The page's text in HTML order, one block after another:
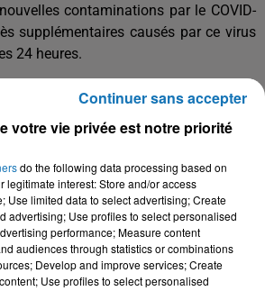
contaminations par le COVID-
supplémentaires causés par ce virus
24 heures.
le pays a enregistré 202.323 cas
, dont 6.446 décès.
2.210 patients atteints du COVID-19
dont 432 admis aux services de
placés sous respiration artificielle.
en Tunisie est d’autant plus
le nombre de lits de réanimation ne
votre vie privée est notre priorité
do the following data processing based on
legitimate interest: Store and/or access
Use limited data to select advertising; Create
advertising; Use profiles to select personalised
performance; Measure content
audiences through statistics or combinations
Develop and improve services; Create
Use profiles to select personalised
Continuer sans accepter